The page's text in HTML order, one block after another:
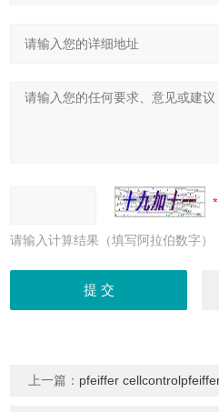
请输入计算结果（填写阿拉伯数字）
上一篇： pfeiffer cellcontrolpfeiffer